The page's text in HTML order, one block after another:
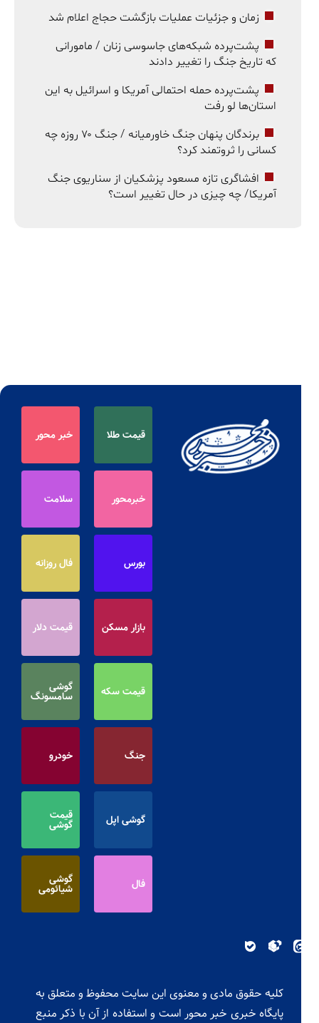
زمان و جزئیات عملیات بازگشت حجاج اعلام شد
پشت‌پرده شبکه‌های جاسوسی زنان / مامورانی
که تاریخ جنگ را تغییر دادند
پشت‌پرده حمله احتمالی آمریکا و اسرائیل به این
استان‌ها لو رفت
برندگان پنهان جنگ خاورمیانه / جنگ ۷۰ روزه چه
کسانی را ثروتمند کرد؟
افشاگری تازه مسعود پزشکیان از سناریوی جنگ
آمریکا/ چه چیزی در حال تغییر است؟
قیمت طلا خبر محور
خبرمحور سلامت
بورس فال روزانه
بازار مسکن قیمت دلار
قیمت سکه گوشی
سامسونگ
جنگ خودرو
گوشی اپل قیمت
گوشی
گوشی
شیائومی
کلیه حقوق مادی و معنوی این سایت محفوظ و متعلق به
پایگاه خبری خبر محور است و استفاده از آن با ذکر منبع